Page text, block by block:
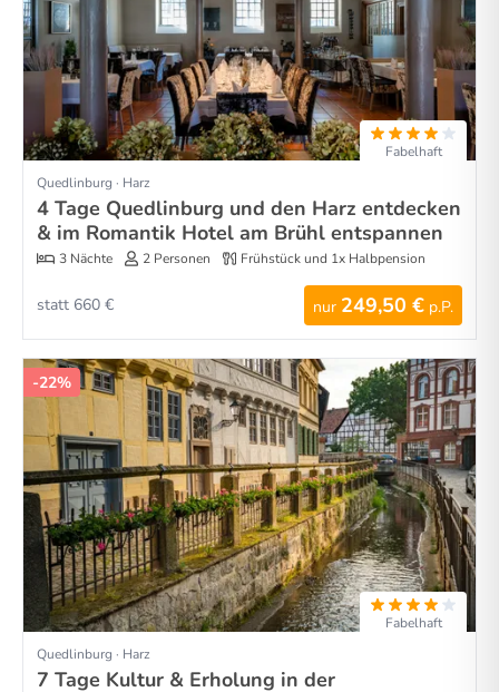
Fabelhaft
Quedlinburg · Harz
4 Tage Quedlinburg und den Harz entdecken
& im Romantik Hotel am Brühl entspannen
3 Nächte 2 Personen Frühstück und 1x Halbpension
nur 249,50 € p.P.
statt 660 €
-22%
Fabelhaft
Quedlinburg · Harz
7 Tage Kultur & Erholung in der